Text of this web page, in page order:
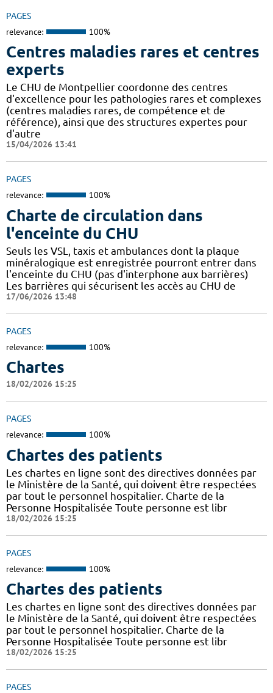
PAGES
relevance: 100%
Centres maladies rares et centres
experts
Le CHU de Montpellier coordonne des centres
d'excellence pour les pathologies rares et complexes
(centres maladies rares, de compétence et de
référence), ainsi que des structures expertes pour
d'autre
15/04/2026 13:41
PAGES
relevance: 100%
Charte de circulation dans
l'enceinte du CHU
Seuls les VSL, taxis et ambulances dont la plaque
minéralogique est enregistrée pourront entrer dans
l'enceinte du CHU (pas d'interphone aux barrières)
Les barrières qui sécurisent les accès au CHU de
17/06/2026 13:48
PAGES
relevance: 100%
Chartes
18/02/2026 15:25
PAGES
relevance: 100%
Chartes des patients
Les chartes en ligne sont des directives données par
le Ministère de la Santé, qui doivent être respectées
par tout le personnel hospitalier. Charte de la
Personne Hospitalisée Toute personne est libr
18/02/2026 15:25
PAGES
relevance: 100%
Chartes des patients
Les chartes en ligne sont des directives données par
le Ministère de la Santé, qui doivent être respectées
par tout le personnel hospitalier. Charte de la
Personne Hospitalisée Toute personne est libr
18/02/2026 15:25
PAGES